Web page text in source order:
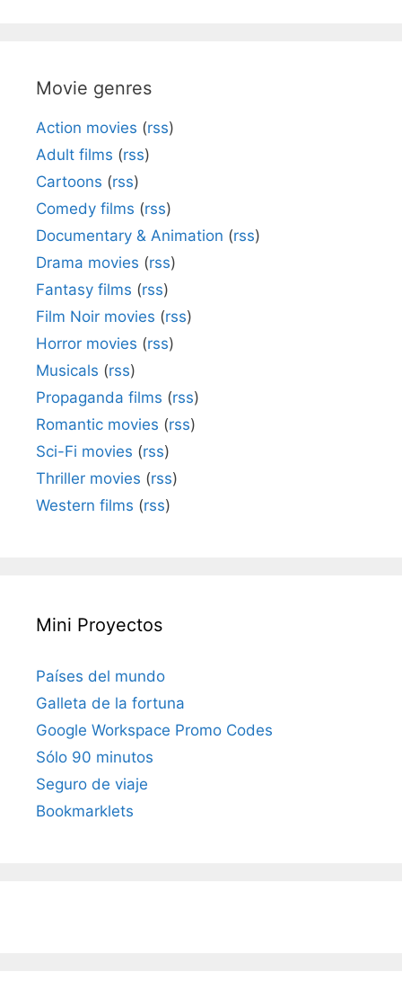
Movie genres
Action movies (rss)
Adult films (rss)
Cartoons (rss)
Comedy films (rss)
Documentary & Animation (rss)
Drama movies (rss)
Fantasy films (rss)
Film Noir movies (rss)
Horror movies (rss)
Musicals (rss)
Propaganda films (rss)
Romantic movies (rss)
Sci-Fi movies (rss)
Thriller movies (rss)
Western films (rss)
Mini Proyectos
Países del mundo
Galleta de la fortuna
Google Workspace Promo Codes
Sólo 90 minutos
Seguro de viaje
Bookmarklets